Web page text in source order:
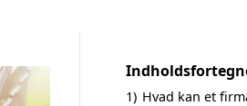
1) Hvad kan et